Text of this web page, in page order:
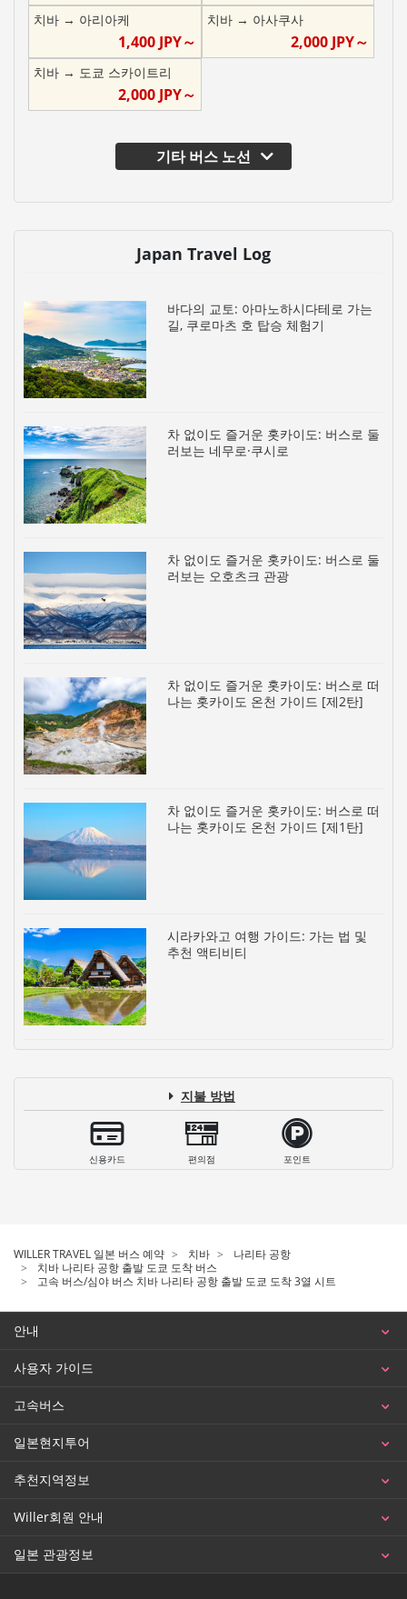
치바 → 아리아케
1,400JPY～
치바→ 아사쿠사
2,000 JPY～
치바 → 도쿄 스카이트리
2,000JPY～
기타 버스 노선
Japan Travel Log
바다의 교토: 아마노하시다테로 가는
길, 쿠로마츠 호 탑승 체험기
차 없이도 즐거운 홋카이도: 버스로 둘
러보는 네무로·쿠시로
차 없이도 즐거운 홋카이도: 버스로 둘
러보는 오호츠크 관광
차 없이도 즐거운 홋카이도: 버스로 떠
나는 홋카이도 온천 가이드 [제2탄]
차 없이도 즐거운 홋카이도: 버스로 떠
나는 홋카이도 온천 가이드 [제1탄]
시라카와고 여행 가이드: 가는 법 및
추천 액티비티
지불 방법
신용카드 편의점 포인트
WILLER TRAVEL 일본 버스 예약 치바
나리타 공항
치바 나리타 공항 출발 도쿄 도착 버스
고속 버스/심야 버스 치바 나리타 공항 출발 도쿄 도착 3열 시트
안내
사용자 가이드
고속버스
일본현지투어
추천지역정보
Willer회원 안내
일본 관광정보